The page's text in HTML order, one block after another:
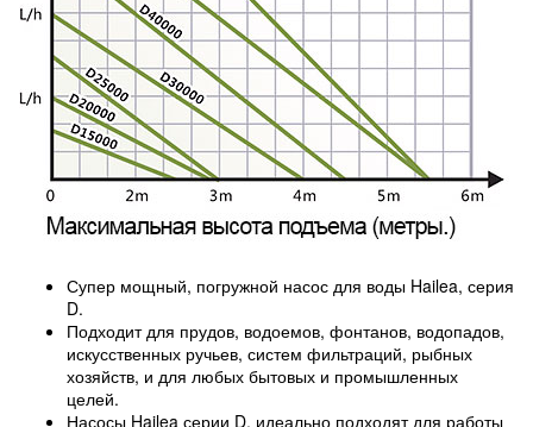
Супер мощный, погружной насос для воды Hailea, серия
D.
Подходит для прудов, водоемов, фонтанов, водопадов,
искусственных ручьев, систем фильтраций, рыбных
хозяйств, и для любых бытовых и промышленных
целей.
Насосы Hailea серии D, идеально подходят для работы